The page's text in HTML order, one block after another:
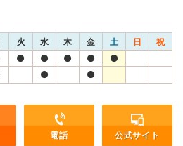
火 水 木 金 土 日 祝
電話 公式サイト